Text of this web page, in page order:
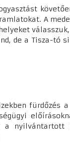
A
de a Tisza-tó
fürdőzés
a